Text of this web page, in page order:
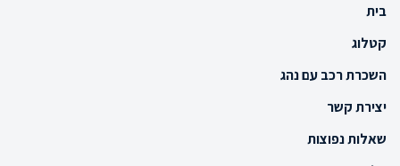
בית
קטלוג
השכרת רכב עם נהג
יצירת קשר
שאלות נפוצות